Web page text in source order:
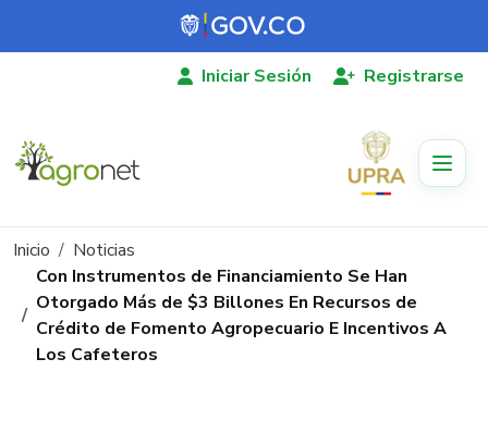
Pasar al contenido principal
Iniciar Sesión Registrarse
Ruta de navegación
Inicio
Noticias
Con Instrumentos de Financiamiento Se Han
Otorgado Más de $3 Billones En Recursos de
Crédito de Fomento Agropecuario E Incentivos A
Los Cafeteros